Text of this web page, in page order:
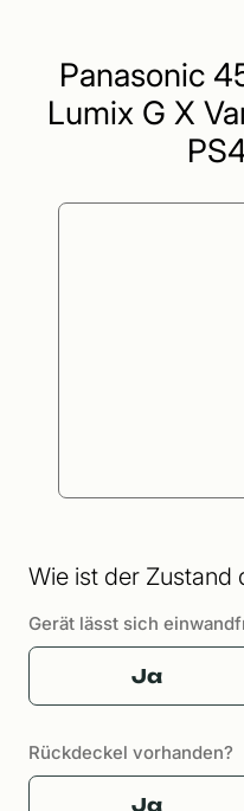
Panasonic
Lumix G X
Wie ist der Zustand
Gerät lässt sich
Ja
Rückdeckel vorhanden?
Ja